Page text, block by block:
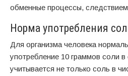
обменные процессы,
Норма употребления
Для организма человека
употребление 10 граммов соли в
учитывается не только соль в